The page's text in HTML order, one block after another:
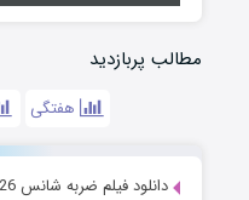
مطالب پربازدید
هفتگی
دانلود فیلم ضربه شانس Lucky Strike 2026